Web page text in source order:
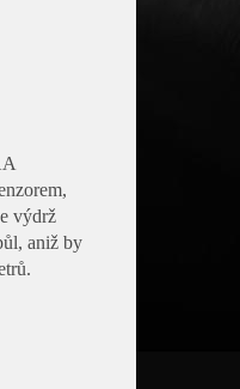
výdrž
aniž by